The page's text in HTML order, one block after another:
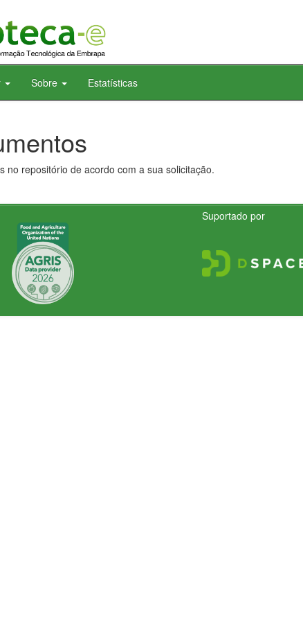
Sobre Estatísticas
no repositório de acordo com a sua solicitação.
Suportado por